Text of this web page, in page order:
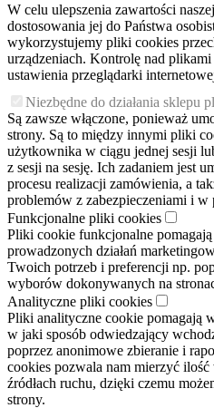
W celu ulepszenia zawartości
dostosowania jej do Państwa
wykorzystujemy pliki cookies
urządzeniach. Kontrolę nad
ustawienia przeglądarki
Niezbędne do działania sklepu
Są zawsze włączone, ponieważ
strony. Są to między innymi pliki
użytkownika w ciągu jednej sesji
z sesji na sesję. Ich zadaniem jest
procesu realizacji zamówienia, a
problemów z zabezpieczeniami i w
Funkcjonalne pliki cookies
Pliki cookie funkcjonalne
prowadzonych działań
Twoich potrzeb i preferencji np.
wyborów dokonywanych na
Analityczne pliki cookies
Pliki analityczne cookie pomagają
w jaki sposób odwiedzający
poprzez anonimowe zbieranie i
cookies pozwala nam mierzyć
źródłach ruchu, dzięki czemu
strony.